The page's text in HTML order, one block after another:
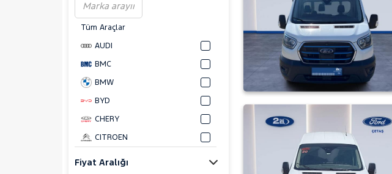
Tüm Araçlar
AUDI
BMC
BMW
BYD
CHERY
CITROEN
Fiyat Aralığı